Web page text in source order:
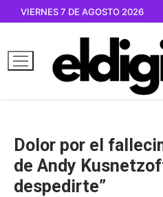
contenido
VIERNES 7 DE AGOSTO 2026
Dolor por el
de Andy
despedirte”